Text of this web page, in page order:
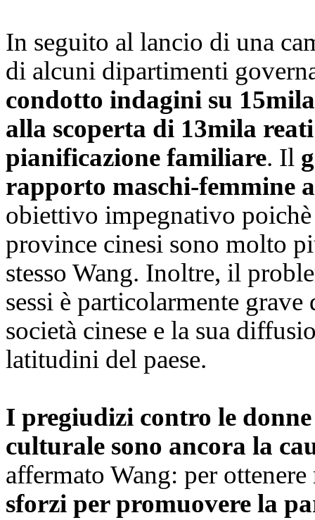
In seguito al lancio di una
di alcuni dipartimenti
condotto indagini su
alla scoperta di 13mila
pianificazione familiare. Il
rapporto maschi-femmine
obiettivo impegnativo
province cinesi sono molto
stesso Wang. Inoltre, il
sessi è particolarmente
società cinese e la sua
latitudini del paese.
I pregiudizi contro le
culturale sono ancora la
affermato Wang: per
sforzi per promuovere la